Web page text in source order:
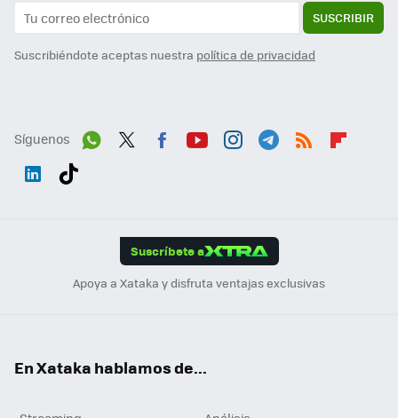
SUSCRIBIR
Suscribiéndote aceptas nuestra política de privacidad
Síguenos
Suscríbete a
Apoya a Xataka y disfruta ventajas exclusivas
En Xataka hablamos de...